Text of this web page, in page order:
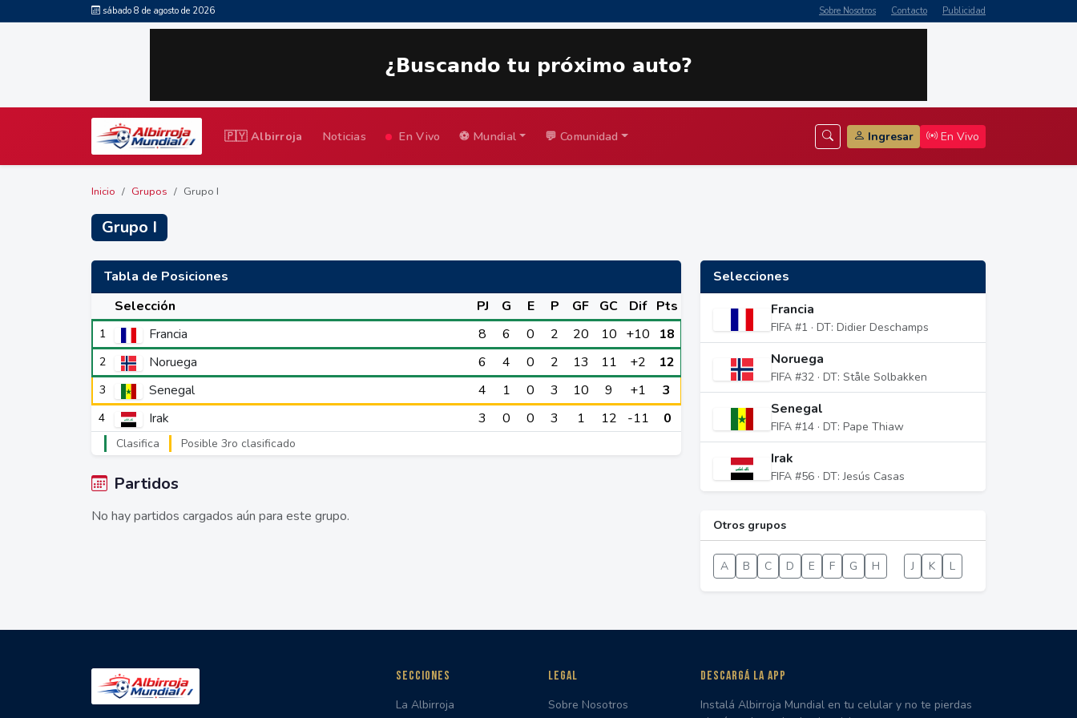
sábado 8 de agosto de 2026 Sobre Nosotros Contacto Publicidad
🇵🇾 Albirroja Noticias En Vivo ⚽ Mundial 💬 Comunidad Ingresar En Vivo
Inicio Grupos Grupo I
Grupo I
Tabla de Posiciones
Selección
PJ G E P GF GC Dif Pts
1 Francia 8 6 0 2 20 10 +10 18
2 Noruega 6 4 0 2 13 11 +2 12
3 Senegal 4 1 0 3 10 9 +1 3
4 Irak 3 0 0 3 1 12 -11 0
Clasifica Posible 3ro clasificado
Partidos
No hay partidos cargados aún para este grupo.
Selecciones
Francia
FIFA #1 · DT: Didier Deschamps
Noruega
FIFA #32 · DT: Ståle Solbakken
Senegal
FIFA #14 · DT: Pape Thiaw
Irak
FIFA #56 · DT: Jesús Casas
Otros grupos
A B C D E F G H J K L
SECCIONES
La Albirroja
LEGAL
Sobre Nosotros
DESCARGÁ LA APP
Instalá Albirroja Mundial en tu celular y no te pierdas